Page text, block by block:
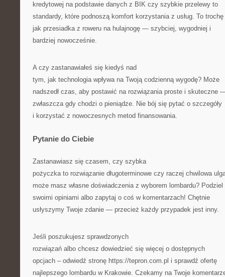
kredytowej na podstawie danych z BIK czy szybkie przelewy to
standardy, które podnoszą komfort korzystania z usług. To trochę
jak przesiadka z roweru na hulajnogę — szybciej, wygodniej i
bardziej nowocześnie.
A czy zastanawiałeś się kiedyś nad
tym, jak technologia wpływa na Twoją codzienną wygodę? Może
nadszedł czas, aby postawić na rozwiązania proste i skuteczne
zwłaszcza gdy chodzi o pieniądze. Nie bój się pytać o szczegóły
i korzystać z nowoczesnych metod finansowania.
Pytanie do Ciebie
Zastanawiasz się czasem, czy szybka
pożyczka to rozwiązanie długoterminowe czy raczej chwilowa
może masz własne doświadczenia z wyborem lombardu? Podziel
swoimi opiniami albo zapytaj o coś w komentarzach! Chętnie
usłyszymy Twoje zdanie — przecież każdy przypadek jest inny.
Jeśli poszukujesz sprawdzonych
rozwiązań albo chcesz dowiedzieć się więcej o dostępnych
opcjach – odwiedź stronę https://tepron.com.pl i sprawdź ofertę
najlepszego lombardu w Krakowie. Czekamy na Twoje